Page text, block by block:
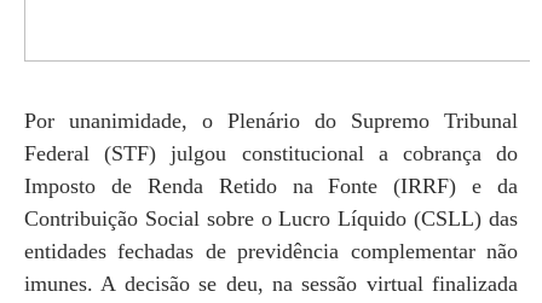
Por unanimidade, o Plenário do Supremo Tribunal
Federal (STF) julgou constitucional a cobrança do
Imposto de Renda Retido na Fonte (IRRF) e da
Contribuição Social sobre o Lucro Líquido (CSLL) das
entidades fechadas de previdência complementar não
imunes. A decisão se deu, na sessão virtual finalizada